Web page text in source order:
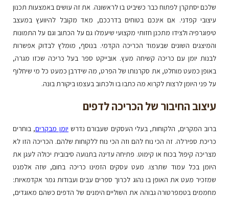
שלכם יסתקרן לפתוח כבר כשיביט בו לראשונה. את זה עושים באמצעות תכנון
עיצובי קפדני. אם אינכם בטוחים בדרככם, מאד מקובל להיוועץ במעצב
טיפוגרפיה ולצידו מתכנן חזותי מקצועי שיעמלו גם על הכתוב וגם על התמונות
והמיצגים השונים שבעמוד הכריכה הקדמי. בנוסף, מומלץ לבדוק אפשרות
לבנות יומן עם כריכה קשיחה מעץ. אובייקט ספר בעל כריכה שכזו מגרה,
באופן כמעט מוחלט, את סקרנותו של הפרט, מה שידרבן כמעט כל מי שיחלוף
על פני היומן לרצות לקרוא מה כתבו בו ולכתוב בעצמו ביקורת בונה.
עיצוב החיבור של הכריכה לדפים
ברוב המקרים, הלקוחות, בעלי העסקים שעבורם נדרש יומן מבקרים, בוחרים
כריכת ספירלה. זה הכי נוח להם וזה הכי נוח ללקוחות שלהם. הכריכה הזו לא
מצריכה קיפול בכוח או קימוט. פתיחה עדינה בתנועה סיבובית יכולה לעגן את
היומן בכל עמוד שתרצו. מעט עסקים הזמינו כריכה בחום, שזה אלמנט
שמזכיר מעט את האופן בו נהוג לכרוך ספרים עבים ועבודות גמר אקדמאיות:
מחממים בטמפרטורה גבוהה את השוליים הימנים של הדפים כשהם מאוגדים,